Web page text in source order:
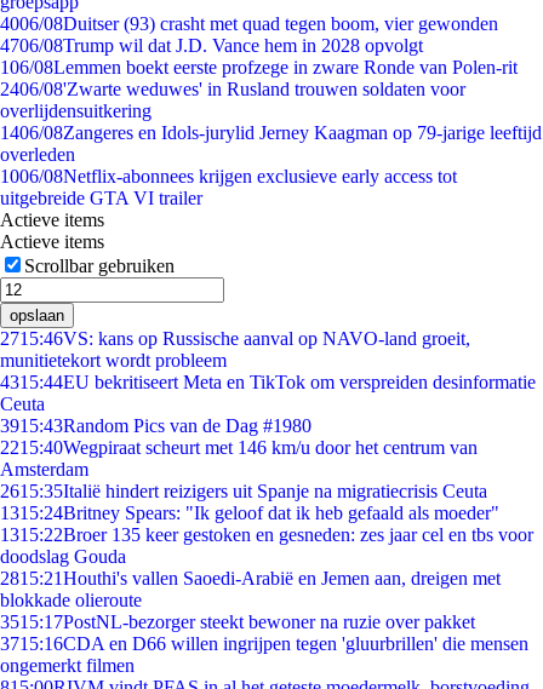
4006/08Duitser (93) crasht met quad tegen boom, vier gewonden
4706/08Trump wil dat J.D. Vance hem in 2028 opvolgt
106/08Lemmen boekt eerste profzege in zware Ronde van Polen-rit
2406/08'Zwarte weduwes' in Rusland trouwen soldaten voor
overlijdensuitkering
1406/08Zangeres en Idols-jurylid Jerney Kaagman op 79-jarige leeftijd
overleden
1006/08Netflix-abonnees krijgen exclusieve early access tot
uitgebreide GTA VI trailer
Actieve items
Actieve items
Scrollbar gebruiken
opslaan
2715:46VS: kans op Russische aanval op NAVO-land groeit,
munitietekort wordt probleem
4315:44EU bekritiseert Meta en TikTok om verspreiden desinformatie
Ceuta
3915:43Random Pics van de Dag #1980
2215:40Wegpiraat scheurt met 146 km/u door het centrum van
Amsterdam
2615:35Italië hindert reizigers uit Spanje na migratiecrisis Ceuta
1315:24Britney Spears: "Ik geloof dat ik heb gefaald als moeder"
1315:22Broer 135 keer gestoken en gesneden: zes jaar cel en tbs voor
doodslag Gouda
2815:21Houthi's vallen Saoedi-Arabië en Jemen aan, dreigen met
blokkade olieroute
3515:17PostNL-bezorger steekt bewoner na ruzie over pakket
3715:16CDA en D66 willen ingrijpen tegen 'gluurbrillen' die mensen
ongemerkt filmen